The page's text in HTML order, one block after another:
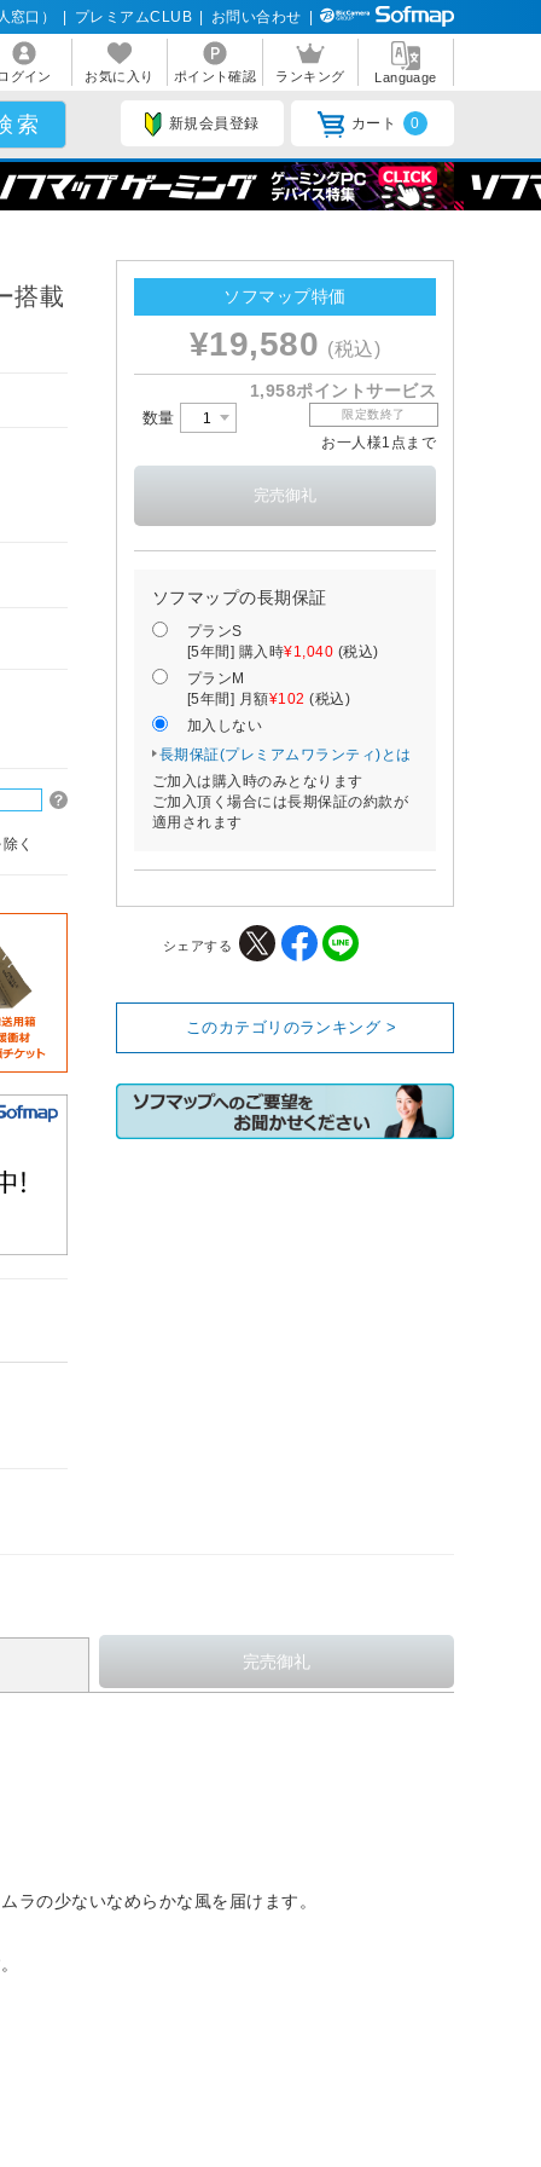
窓口） プレミアムCLUB お問い合わせ
ログイン お気に入り ポイント確認 ランキング Language
新規会員登録 カート 0
搭載
く
ソフマップ特価
¥19,580 (税込)
1,958ポイントサービス
数量 限定数終了
お一人様1点まで
ソフマップの長期保証
プランS
[5年間] 購入時¥1,040 (税込)
プランM
[5年間] 月額¥102 (税込)
加入しない
長期保証(プレミアムワランティ)とは
ご加入は購入時のみとなります
ご加入頂く場合には長期保証の約款が
適用されます
シェアする
このカテゴリのランキング >
の少ないなめらかな風を届けます。